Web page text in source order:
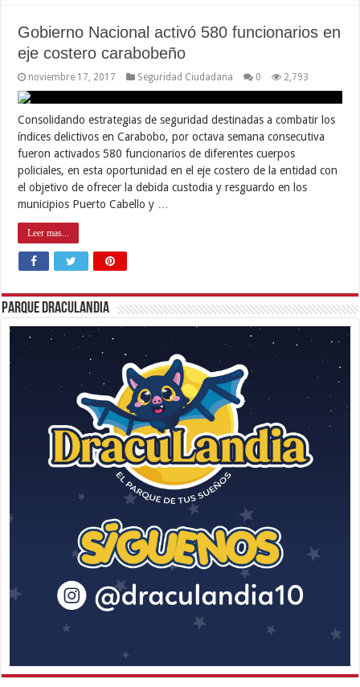
Gobierno Nacional activó 580 funcionarios en
eje costero carabobeño
noviembre 17, 2017 Seguridad Ciudadana 0 2,793
Consolidando estrategias de seguridad destinadas a combatir los
índices delictivos en Carabobo, por octava semana consecutiva
fueron activados 580 funcionarios de diferentes cuerpos
policiales, en esta oportunidad en el eje costero de la entidad con
el objetivo de ofrecer la debida custodia y resguardo en los
municipios Puerto Cabello y …
Leer mas...
Parque Draculandia